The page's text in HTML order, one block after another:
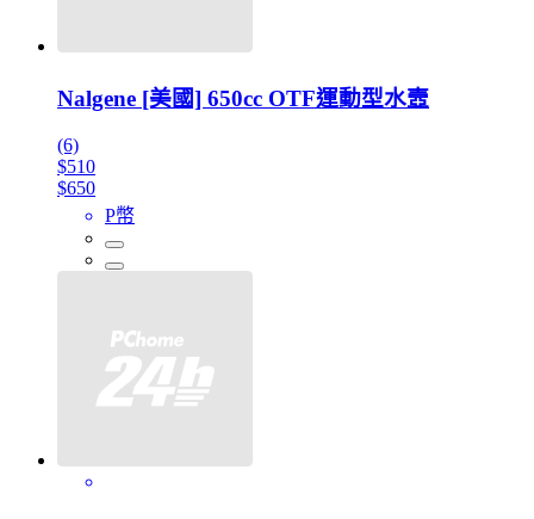
Nalgene [美國] 650cc OTF運動型水壼
(6)
$510
$650
P幣